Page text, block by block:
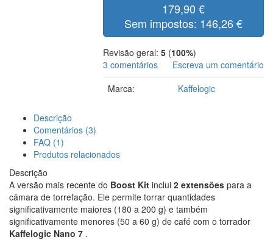
179,90 €
Sem impostos: 146,26 €
Revisão geral: 5 (100%)
3 comentários
Escreva um comentário
Marca:
Kaffelogic
Descrição
Comentários (3)
FAQ (1)
Produtos relacionados
Descrição
A versão mais recente do Boost Kit inclui 2 extensões para a
câmara de torrefação. Ele permite torrar quantidades
significativamente maiores (180 a 200 g) e também
significativamente menores (50 a 60 g) de café com o torrador
Kaffelogic Nano 7 .